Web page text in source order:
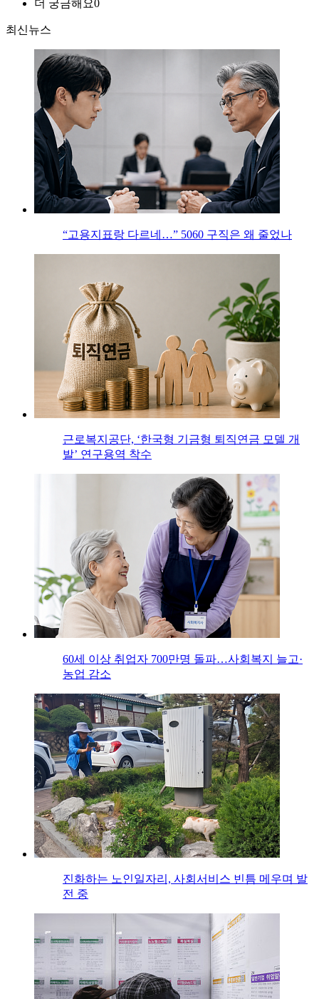
더 궁금해요0
최신뉴스
“고용지표랑 다르네…” 5060 구직은 왜 줄었나
근로복지공단, ‘한국형 기금형 퇴직연금 모델 개
발’ 연구용역 착수
60세 이상 취업자 700만명 돌파…사회복지 늘고·
농업 감소
진화하는 노인일자리, 사회서비스 빈틈 메우며 발
전 중